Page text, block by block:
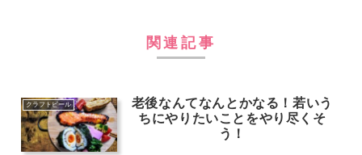
関連記事
クラフトビール
老後なんてなんとかなる！若いう
ちにやりたいことをやり尽くそ
う！